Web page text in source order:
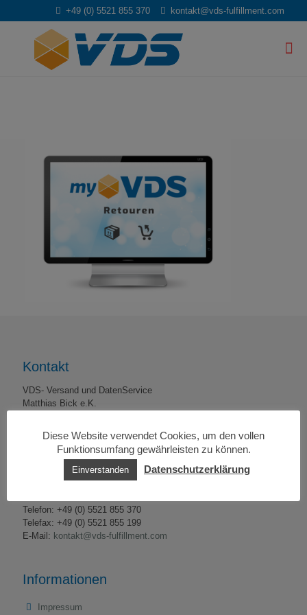
+49 (0) 5521 855 370 kontakt@vds-fulfillment.com
Kontakt
VDS- Versand und DatenService
Matthias Bick e.K.
37412 Herzberg am Harz
Deutschland
Telefon: +49 (0) 5521 855 370
Telefax: +49 (0) 5521 855 199
E-Mail: kontakt@vds-fulfillment.com
Informationen
Impressum
Diese Website verwendet Cookies, um den vollen
Funktionsumfang gewährleisten zu können.
Einverstanden Datenschutzerklärung